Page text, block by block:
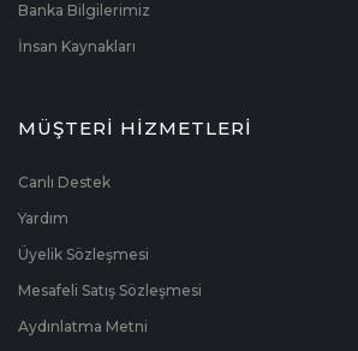
Banka Bilgilerimiz
İnsan Kaynakları
MÜŞTERİ HİZMETLERİ
Canlı Destek
Yardım
Üyelik Sözleşmesi
Mesafeli Satış Sözleşmesi
Aydınlatma Metni